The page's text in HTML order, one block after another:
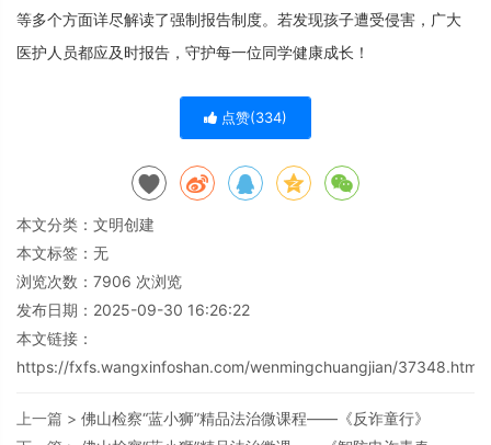
等多个方面详尽解读了强制报告制度。若发现孩子遭受侵害，广大
医护人员都应及时报告，守护每一位同学健康成长！
点赞(334)
本文分类： 文明创建
本文标签：无
浏览次数： 7906 次浏览
发布日期：2025-09-30 16:26:22
本文链接：
https://fxfs.wangxinfoshan.com/wenmingchuangjian/37348.html
上一篇 > 佛山检察“蓝小狮”精品法治微课程——《反诈童行》